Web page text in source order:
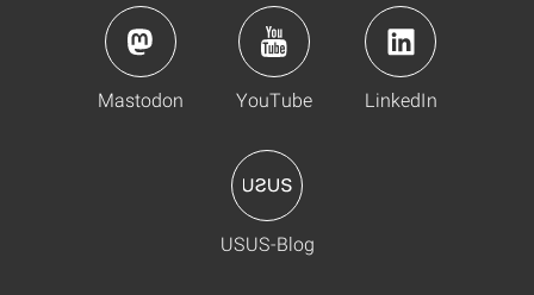
Mastodon YouTube LinkedIn
USUS-Blog